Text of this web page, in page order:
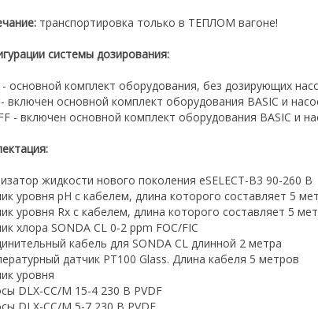
транспортировка только в ТЕПЛОМ вагоне!
системы дозирования:
- основной комплект оборудования, без дозирующих
- включен основной комплект оборудования BASIC и
- включен основной комплект оборудования BASIC и
жидкости нового поколения eSELECT-B3 90-260 В
уровня pH c кабелем, длина которого составляет 5
уровня Rx c кабелем, длина которого составляет 5
хлора SONDA CL 0-2 ppm FOC/FIC
кабель для SONDA CL длинной 2 метра
датчик PT100 Glass. Длина кабеля 5 метров
уровня
DLX-CC/M 15-4 230 В PVDF